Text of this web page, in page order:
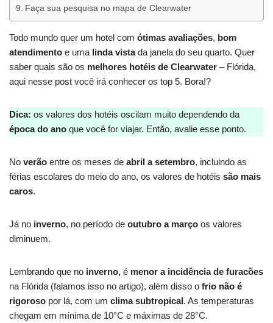
Faça sua pesquisa no mapa de Clearwater
Todo mundo quer um hotel com ótimas avaliações, bom
atendimento e uma linda vistada janela do seu quarto. Quer
saber quais são os melhores hotéis de Clearwater – Flórida,
aqui nesse post você irá conhecer os top 5. Bora!?
Dica: os valores dos hotéis oscilam muito dependendo da
época do ano que você for viajar. Então, avalie esse ponto.
No verão entre os meses de abril a setembro, incluindo as
férias escolares do meio do ano, os valores de hotéis são mais
caros.
Já no inverno, no período de outubro a março os valores
diminuem.
Lembrando que no inverno, é menor a incidência de furacões
na Flórida (falamos isso no artigo), além disso o frio não é
rigoroso por lá, com um clima subtropical. As temperaturas
chegam em mínima de 10°C e máximas de 28°C.